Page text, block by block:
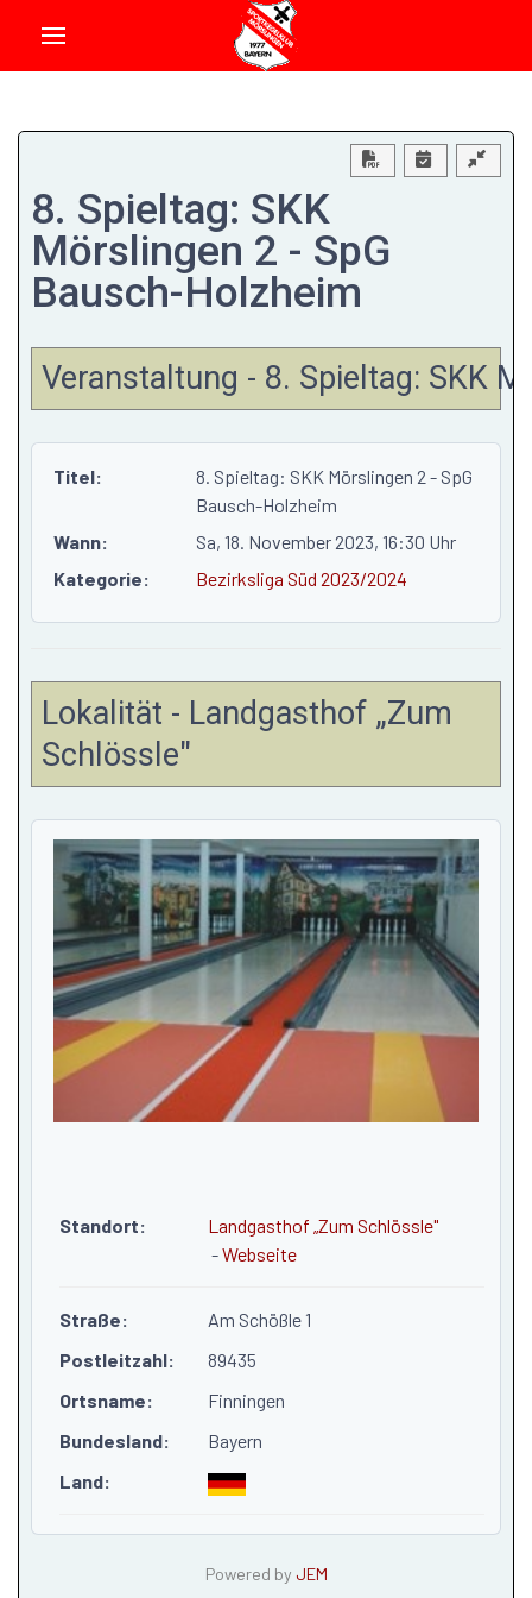
Download PDF
8. Spieltag: SKK
Mörslingen 2 - SpG
Bausch-Holzheim
Veranstaltung - 8. Spieltag: SKK
Titel:
8. Spieltag: SKK Mörslingen 2 - SpG
Bausch-Holzheim
Wann:
Sa, 18. November 2023, 16:30 Uhr
Kategorie:
Bezirksliga Süd 2023/2024
Lokalität - Landgasthof „Zum
Schlössle"
Standort:
Landgasthof „Zum Schlössle"
-Webseite
Straße:
Am Schößle 1
Postleitzahl:
89435
Ortsname:
Finningen
Bundesland:
Bayern
Land:
Powered by JEM